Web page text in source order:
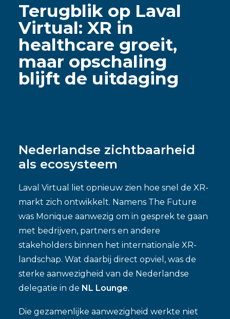
Terugblik op Laval
Virtual: XR in
healthcare groeit,
maar opschaling
blijft de uitdaging
Nederlandse zichtbaarheid
als ecosysteem
Laval Virtual liet opnieuw zien hoe snel de XR-
markt zich ontwikkelt. Namens The Future
was Monique aanwezig om in gesprek te gaan
met bedrijven, partners en andere
stakeholders binnen het internationale XR-
landschap. Wat daarbij direct opviel, was de
sterke aanwezigheid van de Nederlandse
delegatie in de NL Lounge.
Die gezamenlijke aanwezigheid werkte niet